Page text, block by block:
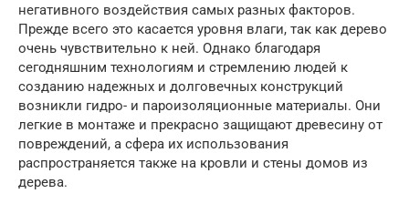
негативного воздействия самых разных факторов.
Прежде всего это касается уровня влаги, так как дерево
очень чувствительно к ней. Однако благодаря
сегодняшним технологиям и стремлению людей к
созданию надежных и долговечных конструкций
возникли гидро- и пароизоляционные материалы. Они
легкие в монтаже и прекрасно защищают древесину от
повреждений, а сфера их использования
распространяется также на кровли и стены домов из
дерева.